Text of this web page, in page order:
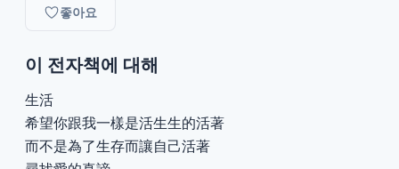
좋아요
이 전자책에 대해
生活
希望你跟我一樣是活生生的活著
而不是為了生存而讓自己活著